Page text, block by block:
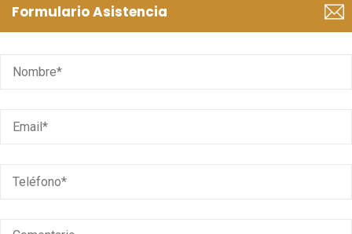
Formulario Asistencia